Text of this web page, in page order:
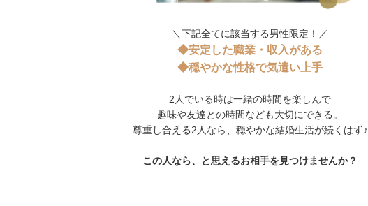
＼下記全てに該当する男性限定！／
◆安定した職業・収入がある
◆穏やかな性格で気遣い上手
2人でいる時は一緒の時間を楽しんで
趣味や友達との時間なども大切にできる。
尊重し合える2人なら、穏やかな結婚生活が続くはず♪
この人なら、と思えるお相手を見つけませんか？